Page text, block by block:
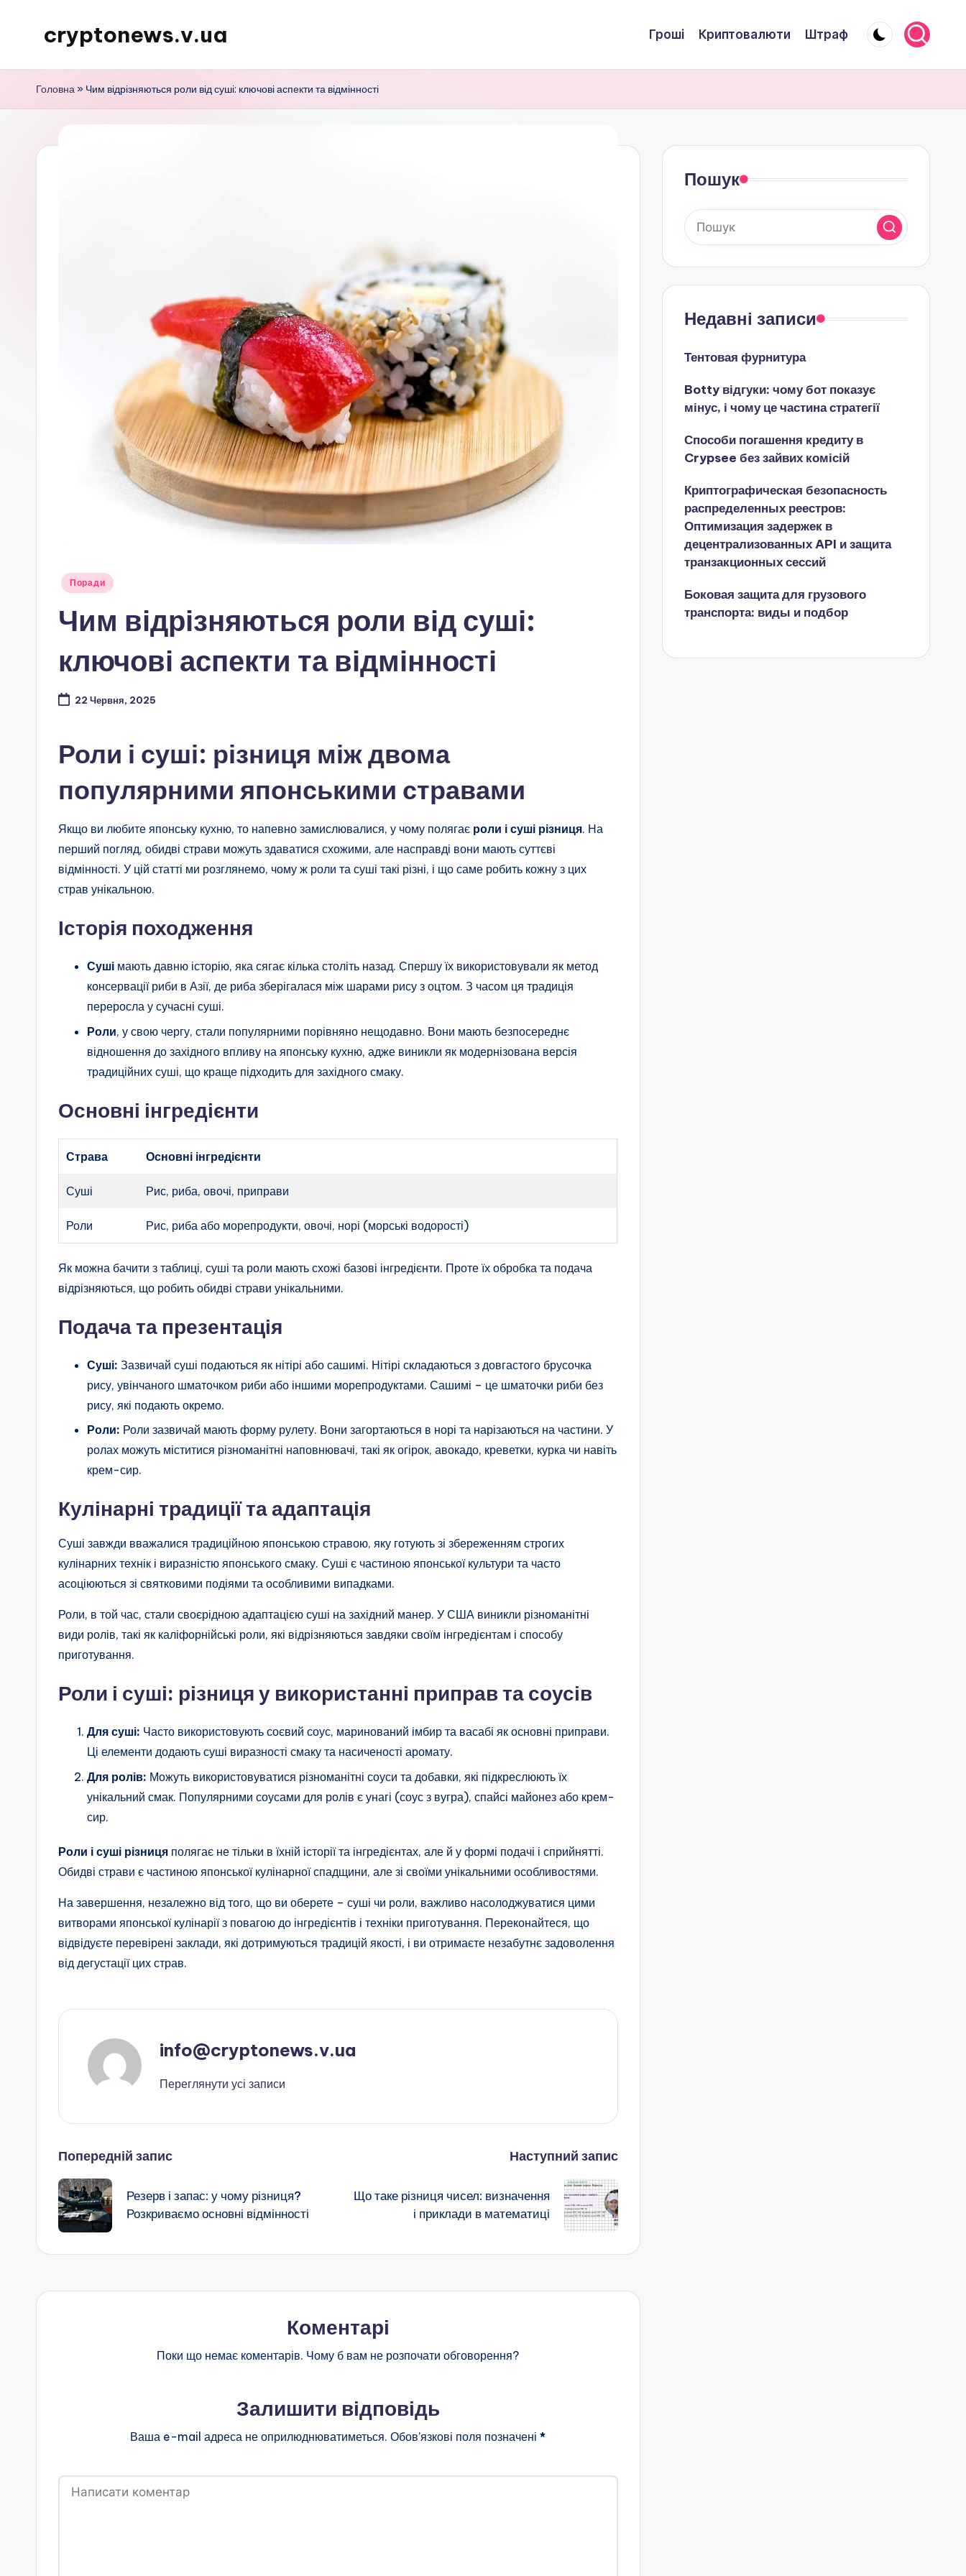
Перейтиcryptonews.v.ua
новини
курси,
Гроші Криптовалюти Штраф
Головна» Чим відрізняються роли від суші: ключові аспекти та відмінності
Опубліковано
Поради
Чим відрізняються роли від суші:
ключові аспекти та відмінності
22 Червня, 2025
Роли і суші: різниця між двома
популярними японськими стравами
Якщо ви любите японську кухню, то напевно замислювалися, у чому полягає роли і суші різниця. На
перший погляд, обидві страви можуть здаватися схожими, але насправді вони мають суттєві
відмінності. У цій статті ми розглянемо, чому ж роли та суші такі різні, і що саме робить кожну з цих
страв унікальною.
Історія походження
Суші мають давню історію, яка сягає кілька століть назад. Спершу їх використовували як метод
консервації риби в Азії, де риба зберігалася між шарами рису з оцтом. З часом ця традиція
переросла у сучасні суші.
Роли, у свою чергу, стали популярними порівняно нещодавно. Вони мають безпосереднє
відношення до західного впливу на японську кухню, адже виникли як модернізована версія
традиційних суші, що краще підходить для західного смаку.
Основні інгредієнти
Страва Основні інгредієнти
Суші Рис, риба, овочі, приправи
Роли Рис, риба або морепродукти, овочі, норі (морські водорості)
Як можна бачити з таблиці, суші та роли мають схожі базові інгредієнти. Проте їх обробка та подача
відрізняються, що робить обидві страви унікальними.
Подача та презентація
Суші: Зазвичай суші подаються як нітірі або сашимі. Нітірі складаються з довгастого брусочка
рису, увінчаного шматочком риби або іншими морепродуктами. Сашимі – це шматочки риби без
рису, які подають окремо.
Роли: Роли зазвичай мають форму рулету. Вони загортаються в норі та нарізаються на частини. У
ролах можуть міститися різноманітні наповнювачі, такі як огірок, авокадо, креветки, курка чи навіть
крем-сир.
Кулінарні традиції та адаптація
Суші завжди вважалися традиційною японською стравою, яку готують зі збереженням строгих
кулінарних технік і виразністю японського смаку. Суші є частиною японської культури та часто
асоціюються зі святковими подіями та особливими випадками.
Роли, в той час, стали своєрідною адаптацією суші на західний манер. У США виникли різноманітні
види ролів, такі як каліфорнійські роли, які відрізняються завдяки своїм інгредієнтам і способу
приготування.
Роли і суші: різниця у використанні приправ та соусів
Для суші: Часто використовують соєвий соус, маринований імбир та васабі як основні приправи.
Ці елементи додають суші виразності смаку та насиченості аромату.
Для ролів: Можуть використовуватися різноманітні соуси та добавки, які підкреслюють їх
унікальний смак. Популярними соусами для ролів є унагі (соус з вугра), спайсі майонез або крем-
сир.
Роли і суші різниця полягає не тільки в їхній історії та інгредієнтах, але й у формі подачі і сприйнятті.
Обидві страви є частиною японської кулінарної спадщини, але зі своїми унікальними особливостями.
На завершення, незалежно від того, що ви оберете – суші чи роли, важливо насолоджуватися цими
витворами японської кулінарії з повагою до інгредієнтів і техніки приготування. Переконайтеся, що
відвідуєте перевірені заклади, які дотримуються традицій якості, і ви отримаєте незабутнє задоволення
від дегустації цих страв.
info@cryptonews.v.ua
Переглянути усі записи
Навігація
по
запису
Попередній запис
Резерв і запас: у чому різниця?
Розкриваємо основні відмінності
Наступний запис
Що таке різниця чисел: визначення
і приклади в математиці
Коментарі
Поки що немає коментарів. Чому б вам не розпочати обговорення?
Залишити відповідь
Ваша e-mail адреса не оприлюднюватиметься. Обов’язкові поля позначені*
Пошук
Недавні записи
Тентовая фурнитура
Botty відгуки: чому бот показує
мінус, і чому це частина стратегії
Способи погашення кредиту в
Crypsee без зайвих комісій
Криптографическая безопасность
распределенных реестров:
Оптимизация задержек в
децентрализованных API и защита
транзакционных сессий
Боковая защита для грузового
транспорта: виды и подбор